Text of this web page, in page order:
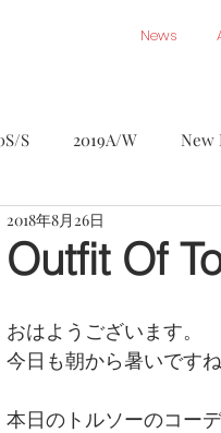
News
S 2019A/W New
Accessory
Outfit Of
2018年8月26日
おはようございます。
今日も朝から暑いですね
本日のトルソーのコー